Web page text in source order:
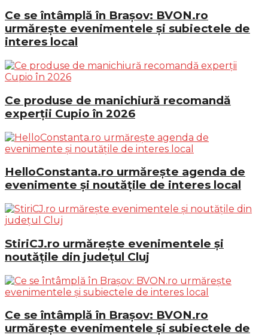
Ce se întâmplă în Brașov: BVON.ro
urmărește evenimentele și subiectele de
interes local
Ce produse de manichiură recomandă
experții Cupio în 2026
HelloConstanta.ro urmărește agenda de
evenimente și noutățile de interes local
StiriCJ.ro urmărește evenimentele și
noutățile din județul Cluj
Ce se întâmplă în Brașov: BVON.ro
urmărește evenimentele și subiectele de